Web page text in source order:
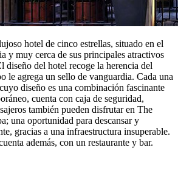
hotel de cinco estrellas, situado en el
y muy cerca de sus principales atractivos
diseño del hotel recoge la herencia del
le agrega un sello de vanguardia. Cada una
diseño es una combinación fascinante
cuenta con caja de seguridad,
también pueden disfrutar en The
una oportunidad para descansar y
gracias a una infraestructura insuperable.
además, con un restaurante y bar.